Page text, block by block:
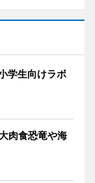
学生向けラボ
肉食恐竜や海